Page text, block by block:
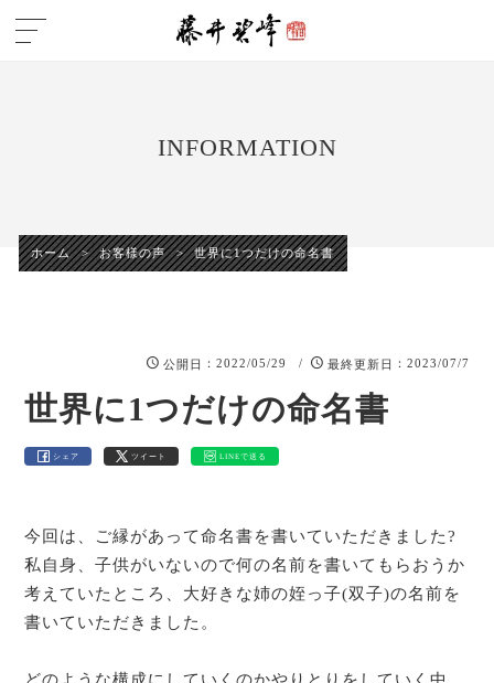
INFORMATION
ホーム > お客様の声 > 世界に1つだけの命名書
公開日 ：2022/05/29 / 最終更新日 ：2023/07/7
世界に1つだけの命名書
シェア ツイート LINEで送る
今回は、ご縁があって命名書を書いていただきました?
私自身、子供がいないので何の名前を書いてもらおうか
考えていたところ、大好きな姉の姪っ子(双子)の名前を
書いていただきました。
どのような構成にしていくのかやりとりをしていく中